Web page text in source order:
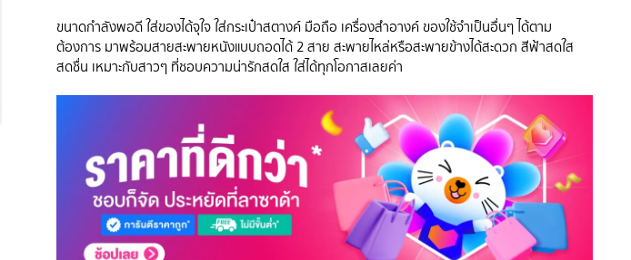
ขนาดกำลังพอดี ใส่ของได้จุใจ ใส่กระเป๋าสตางค์ มือถือ เครื่องสำอางค์ ของใช้จำเป็นอื่นๆ ได้ตาม
ต้องการ มาพร้อมสายสะพายหนังแบบถอดได้ 2 สาย สะพายไหล่หรือสะพายข้างได้สะดวก สีฟ้าสดใส
สดชื่น เหมาะกับสาวๆ ที่ชอบความน่ารักสดใส ใส่ได้ทุกโอกาสเลยค่า